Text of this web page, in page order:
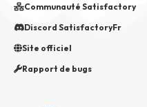
Communauté Satisfactory
Discord SatisfactoryFr
Site officiel
Rapport de bugs